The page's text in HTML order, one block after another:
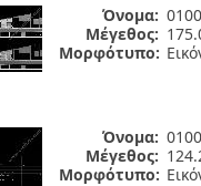
Όνομα:
Μέγεθος:
Μορφότυπο:
Όνομα:
Μέγεθος:
Μορφότυπο: